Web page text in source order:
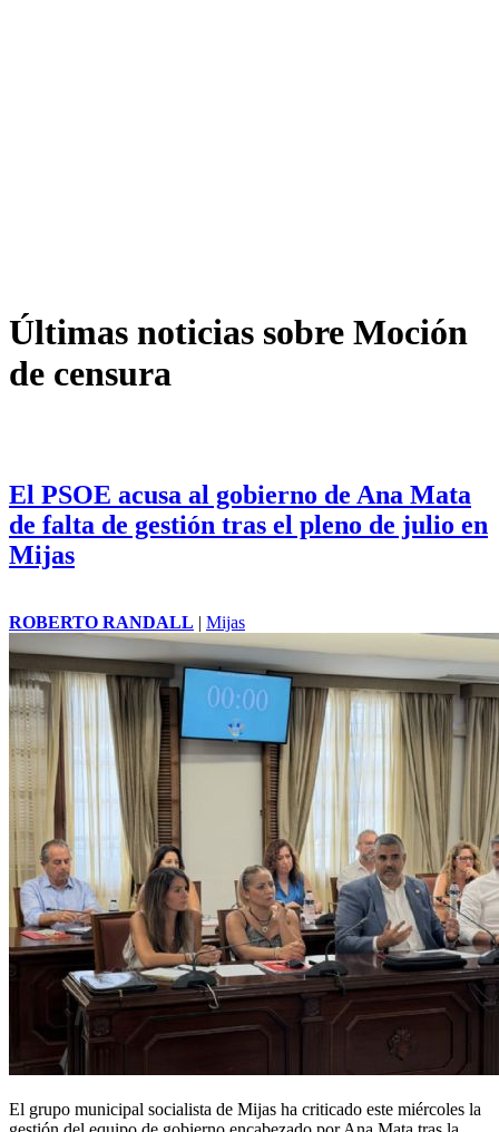
Últimas noticias sobre Moción
de censura
El PSOE acusa al gobierno de Ana Mata
de falta de gestión tras el pleno de julio en
Mijas
ROBERTO RANDALL | Mijas
El grupo municipal socialista de Mijas ha criticado este miércoles la